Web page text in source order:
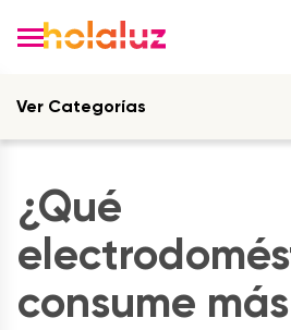
Ver Categorías
¿Qué
consume